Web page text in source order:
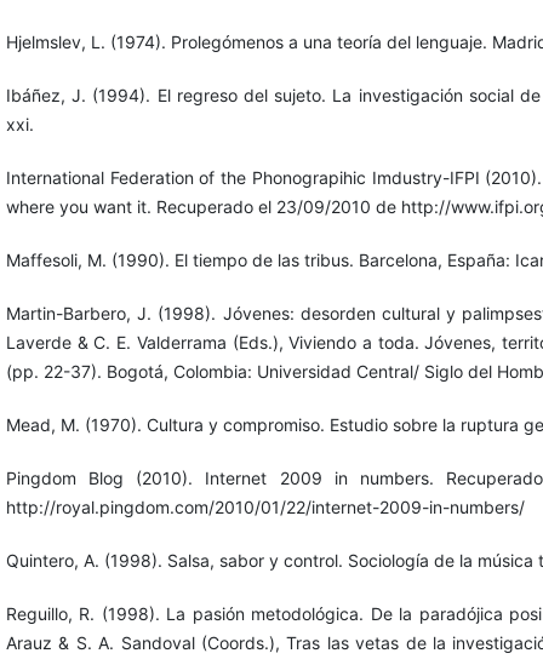
Hjelmslev, L. (1974). Prolegómenos a una teoría del lenguaje.
Ibáñez, J. (1994). El regreso del sujeto. La investigación social
xxi.
International Federation of the Phonograpihic Imdustry-IFPI
where you want it. Recuperado el 23/09/2010 de http://
Maffesoli, M. (1990). El tiempo de las tribus. Barcelona, España:
Martin-Barbero, J. (1998). Jóvenes: desorden cultural y
Laverde & C. E. Valderrama (Eds.), Viviendo a toda. Jóvenes,
(pp. 22-37). Bogotá, Colombia: Universidad Central/ Siglo del
Mead, M. (1970). Cultura y compromiso. Estudio sobre la ruptura
Pingdom Blog (2010). Internet 2009 in numbers.
http://royal.pingdom.com/2010/01/22/internet-2009-in-numbers/
Quintero, A. (1998). Salsa, sabor y control. Sociología de la música
Reguillo, R. (1998). La pasión metodológica. De la paradójica
Arauz & S. A. Sandoval (Coords.), Tras las vetas de la